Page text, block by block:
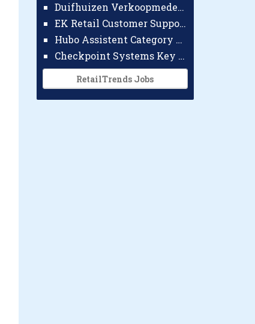
Duifhuizen Verkoopmedewerker Ridderkerk
EK Retail Customer Support Omnichannel
Hubo Assistent Category Manager
Checkpoint Systems Key Accountmanager Benelux
RetailTrends Jobs